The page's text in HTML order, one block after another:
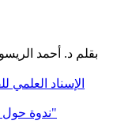
الإسناد
ندوة حول كتاب "العدالة الاجتماعية في الإسلام"